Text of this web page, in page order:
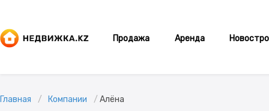
Продажа Аренда
Главная Компании Алёна